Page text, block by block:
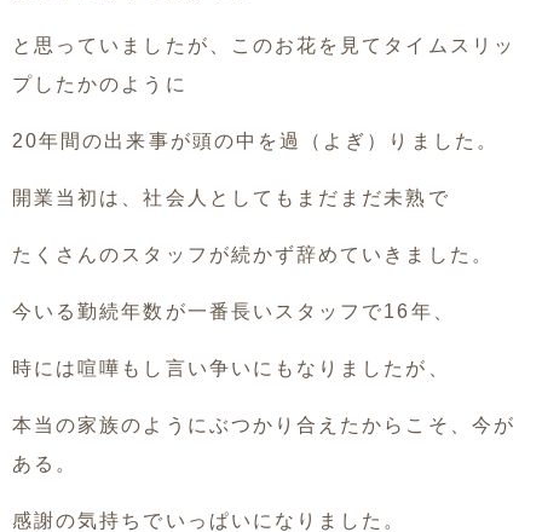
と思っていましたが、このお花を見てタイムスリッ
プしたかのように
20年間の出来事が頭の中を過（よぎ）りました。
開業当初は、社会人としてもまだまだ未熟で
たくさんのスタッフが続かず辞めていきました。
今いる勤続年数が一番長いスタッフで16年、
時には喧嘩もし言い争いにもなりましたが、
本当の家族のようにぶつかり合えたからこそ、今が
ある。
感謝の気持ちでいっぱいになりました。